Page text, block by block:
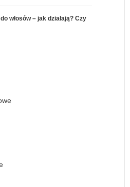
włosów – jak działają? Czy